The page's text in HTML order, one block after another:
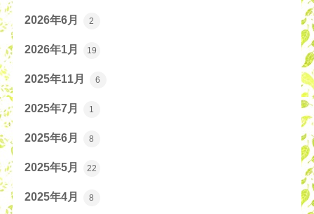
2026年6月 2
2026年1月 19
2025年11月 6
2025年7月 1
2025年6月 8
2025年5月 22
2025年4月 8